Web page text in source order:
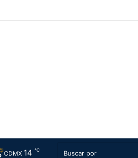
CDMX 14 ℃ Switch skin